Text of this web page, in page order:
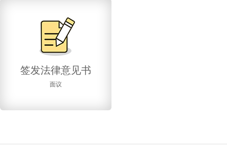
签发法律意见书
面议